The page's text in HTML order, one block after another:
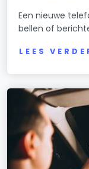
Een nieuwe
bellen of
LEES